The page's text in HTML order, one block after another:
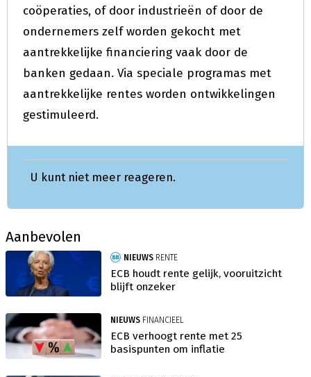
coöperaties, of door industrieën of door de
ondernemers zelf worden gekocht met
aantrekkelijke financiering vaak door de
banken gedaan. Via speciale programas met
aantrekkelijke rentes worden ontwikkelingen
gestimuleerd.
U kunt niet meer reageren.
Aanbevolen
NIEUWS RENTE
ECB houdt rente gelijk, vooruitzicht
blijft onzeker
NIEUWS FINANCIEEL
ECB verhoogt rente met 25
basispunten om inflatie